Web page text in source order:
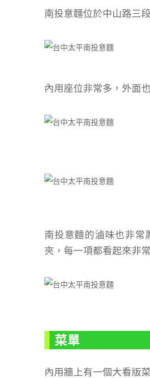
南投意麵位於中山路三
內用座位非常多，外面
南投意麵的滷味也非常
夾，每一項都看起來非
菜單
內用牆上有一個大看版